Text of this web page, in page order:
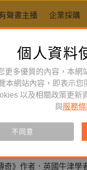
聲書主播 企業採購
宗教
：親愛．
奇》作者．英國牛津
個人資料
更多優質的內容，本網
本網站內容，即表示
以及相關政策更新
與服務
不同意